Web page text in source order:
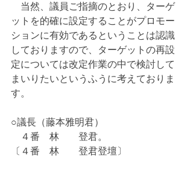
当然、議員ご指摘のとおり、ターゲ
ットを的確に設定することがプロモー
ションに有効であるということは認識
しておりますので、ターゲットの再設
定については改定作業の中で検討して
まいりたいというふうに考えておりま
す。
○議長（藤本雅明君）
４番　林　　登君。
〔４番　林　　登君登壇〕